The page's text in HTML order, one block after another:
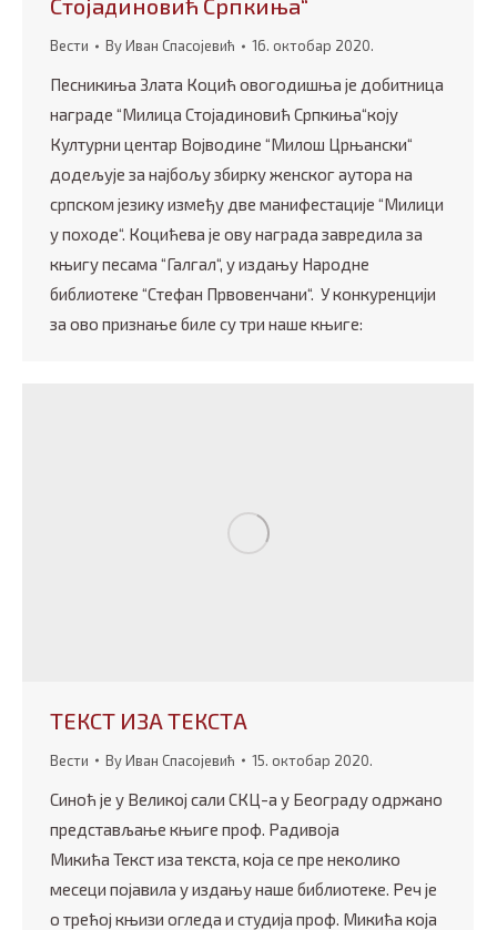
Стојадиновић Српкиња“
Вести ByИван Спасојевић 16. октобар 2020.
Песникиња Злата Коцић овогодишња је добитница
награде “Милица Стојадиновић Српкиња“коју
Културни центар Војводине “Милош Црњански“
додељује за најбољу збирку женског аутора на
српском језику између две манифестације “Милици
у походе“. Коцићева је ову награда завредила за
књигу песама “Галгал“, у издању Народне
библиотеке “Стефан Првовенчани“. У конкуренцији
за ово признање биле су три наше књиге:
ТЕКСТ ИЗА ТЕКСТА
Вести ByИван Спасојевић 15. октобар 2020.
Синоћ је у Великој сали СКЦ-а у Београду одржано
представљање књиге проф. Радивоја
Микића Текст иза текста, која се пре неколико
месеци појавила у издању наше библиотеке. Реч је
о трећој књизи огледа и студија проф. Микића која